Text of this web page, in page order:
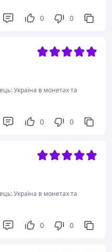
0 0
Україна в монетах та
0 0
Україна в монетах та
0 0